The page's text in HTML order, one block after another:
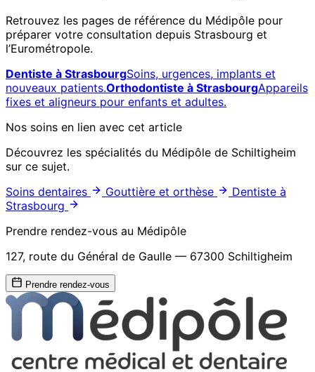
Retrouvez les pages de référence du Médipôle pour
préparer votre consultation depuis Strasbourg et
l’Eurométropole.
Dentiste à StrasbourgSoins, urgences, implants et
nouveaux patients.Orthodontiste à StrasbourgAppareils
fixes et aligneurs pour enfants et adultes.
Nos soins en lien avec cet article
Découvrez les spécialités du Médipôle de Schiltigheim
sur ce sujet.
Soins dentaires
Gouttière et orthèse
Dentiste à
Strasbourg
Prendre rendez-vous au Médipôle
127, route du Général de Gaulle — 67300 Schiltigheim
Prendre rendez-vous